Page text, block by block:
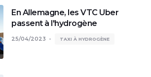
En Allemagne, les VTC Uber
passent à l'hydrogène
25/04/2023 TAXI À HYDROGÈNE